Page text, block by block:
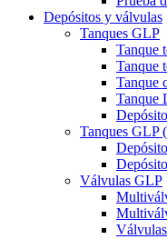
Depósitos y válvulas
Tanques GLP
Tanque
Tanque
Tanque
Tanque
Tanques GLP
Válvulas GLP